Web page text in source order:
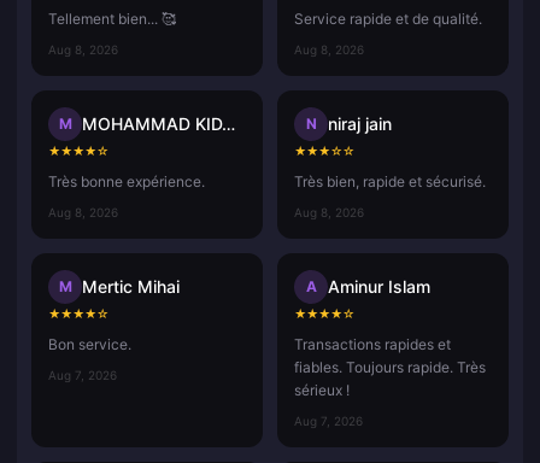
Tellement bien... 🥰
Aug 8, 2026
Service rapide et de qualité.
Aug 8, 2026
M MOHAMMAD KIDASH Kp
★★★★☆
Très bonne expérience.
Aug 8, 2026
N niraj jain
★★★☆☆
Très bien, rapide et sécurisé.
Aug 8, 2026
M Mertic Mihai
★★★★☆
Bon service.
Aug 7, 2026
A Aminur Islam
★★★★☆
Transactions rapides et
fiables. Toujours rapide. Très
sérieux !
Aug 7, 2026